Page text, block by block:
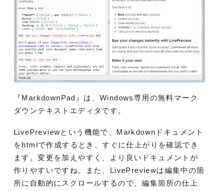
『MarkdownPad』は、Windows専用の無料マーク
ダウンテキストエディタです。
LivePreviewという機能で、Markdownドキュメント
をhtmlで作成するとき、すぐに仕上がりを確認でき
ます。変更を加えやすく、より良いドキュメントが
作りやすいですね。また、LivePreviewは編集中の箇
所に自動的にスクロールするので、編集箇所の仕上